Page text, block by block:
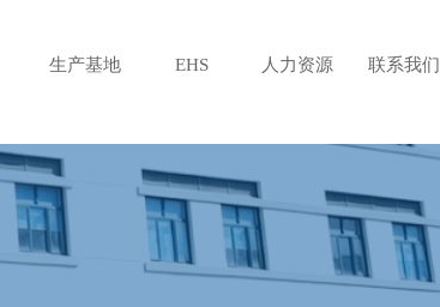
生产基地 EHS 人力资源 联系我们